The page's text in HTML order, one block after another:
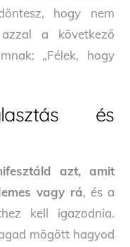
hogy nem
a következő
„Félek, hogy
és
azt, amit
vagy rá, és a
kell igazodnia.
mögött hagyod